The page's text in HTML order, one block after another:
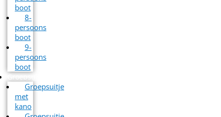
boot
8-
persoons
boot
9-
persoons
boot
Groepsuitjes
Groepsuitje
met
kano